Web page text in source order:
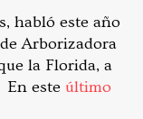
habló este año
Arborizadora
la Florida, a
En este último